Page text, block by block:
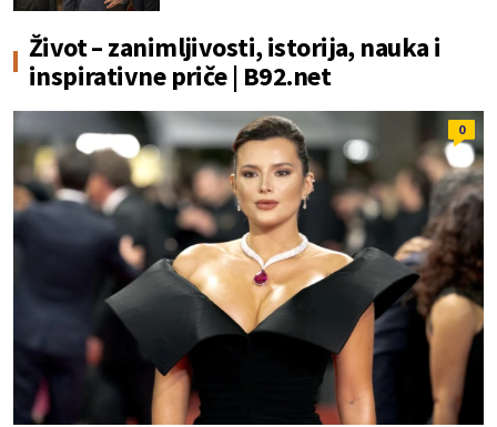
Život – zanimljivosti, istorija, nauka i
inspirativne priče | B92.net
0